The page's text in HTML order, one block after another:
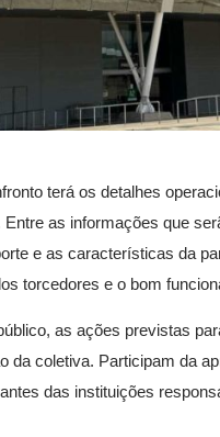
terá os detalhes
as informações que
e as características da
torcedores e o bom
as ações previstas
coletiva. Participam da
das instituições